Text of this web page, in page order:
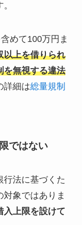
めて100万円ま
以上を借りられ
を無視する違法
詳細は総量規制
ではない
行法に基づくた
象ではありま
入上限を設けて